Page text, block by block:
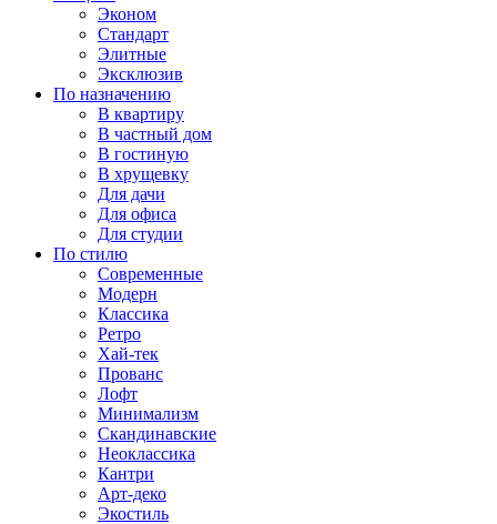
Эконом
Стандарт
Элитные
Эксклюзив
По назначению
В квартиру
В частный дом
В гостиную
В хрущевку
Для дачи
Для офиса
Для студии
По стилю
Современные
Модерн
Классика
Ретро
Хай-тек
Прованс
Лофт
Минимализм
Скандинавские
Неоклассика
Кантри
Арт-деко
Экостиль